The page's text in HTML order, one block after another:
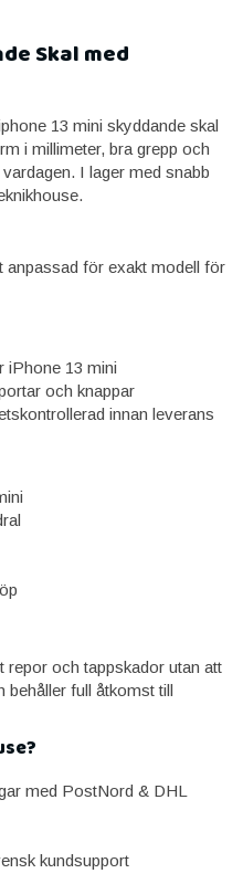
Skal med
13 mini skyddande skal
i millimeter, bra grepp och
I lager med snabb
anpassad för exakt modell för
iPhone 13 mini
och knappar
innan leverans
repor och tappskador utan att
behåller full åtkomst till
med PostNord & DHL
kundsupport